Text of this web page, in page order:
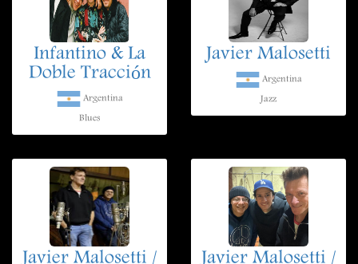
Infantino & La
Doble Tracción
Argentina
Blues
Javier Malosetti
Argentina
Jazz
Javier Malosetti / Javier Malosetti /